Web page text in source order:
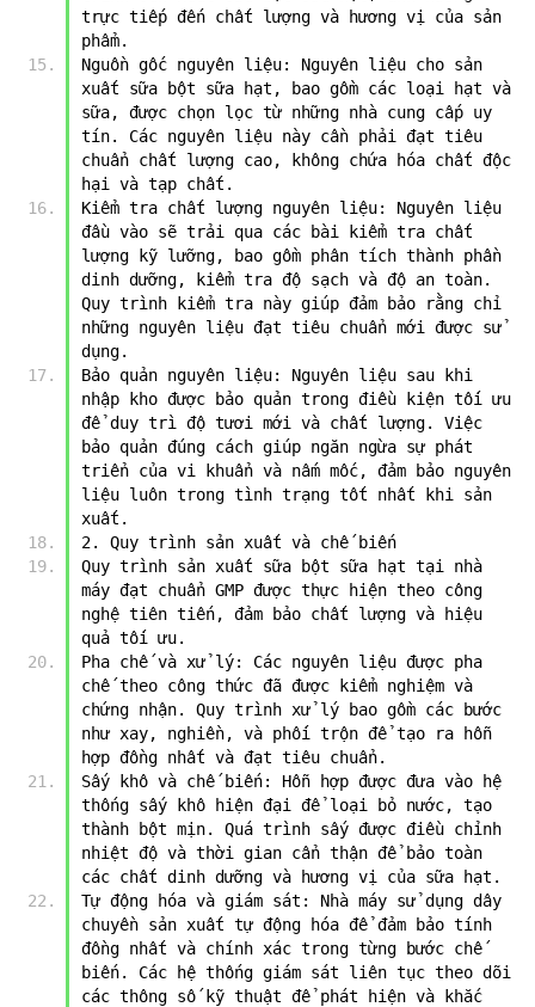
trực tiếp đến chất lượng và hương vị của sản
phẩm.
Nguồn gốc nguyên liệu: Nguyên liệu cho sản
xuất sữa bột sữa hạt, bao gồm các loại hạt và
sữa, được chọn lọc từ những nhà cung cấp uy
tín. Các nguyên liệu này cần phải đạt tiêu
chuẩn chất lượng cao, không chứa hóa chất độc
hại và tạp chất.
Kiểm tra chất lượng nguyên liệu: Nguyên liệu
đầu vào sẽ trải qua các bài kiểm tra chất
lượng kỹ lưỡng, bao gồm phân tích thành phần
dinh dưỡng, kiểm tra độ sạch và độ an toàn.
Quy trình kiểm tra này giúp đảm bảo rằng chỉ
những nguyên liệu đạt tiêu chuẩn mới được sử
dụng.
Bảo quản nguyên liệu: Nguyên liệu sau khi
nhập kho được bảo quản trong điều kiện tối ưu
để duy trì độ tươi mới và chất lượng. Việc
bảo quản đúng cách giúp ngăn ngừa sự phát
triển của vi khuẩn và nấm mốc, đảm bảo nguyên
liệu luôn trong tình trạng tốt nhất khi sản
xuất.
2. Quy trình sản xuất và chế biến
Quy trình sản xuất sữa bột sữa hạt tại nhà
máy đạt chuẩn GMP được thực hiện theo công
nghệ tiên tiến, đảm bảo chất lượng và hiệu
quả tối ưu.
Pha chế và xử lý: Các nguyên liệu được pha
chế theo công thức đã được kiểm nghiệm và
chứng nhận. Quy trình xử lý bao gồm các bước
như xay, nghiền, và phối trộn để tạo ra hỗn
hợp đồng nhất và đạt tiêu chuẩn.
Sấy khô và chế biến: Hỗn hợp được đưa vào hệ
thống sấy khô hiện đại để loại bỏ nước, tạo
thành bột mịn. Quá trình sấy được điều chỉnh
nhiệt độ và thời gian cẩn thận để bảo toàn
các chất dinh dưỡng và hương vị của sữa hạt.
Tự động hóa và giám sát: Nhà máy sử dụng dây
chuyền sản xuất tự động hóa để đảm bảo tính
đồng nhất và chính xác trong từng bước chế
biến. Các hệ thống giám sát liên tục theo dõi
các thông số kỹ thuật để phát hiện và khắc